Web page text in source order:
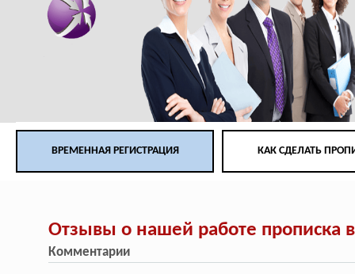
ВРЕМЕННАЯ РЕГИСТРАЦИЯ КАК СДЕЛАТЬ
Отзывы о нашей работе прописка
Комментарии